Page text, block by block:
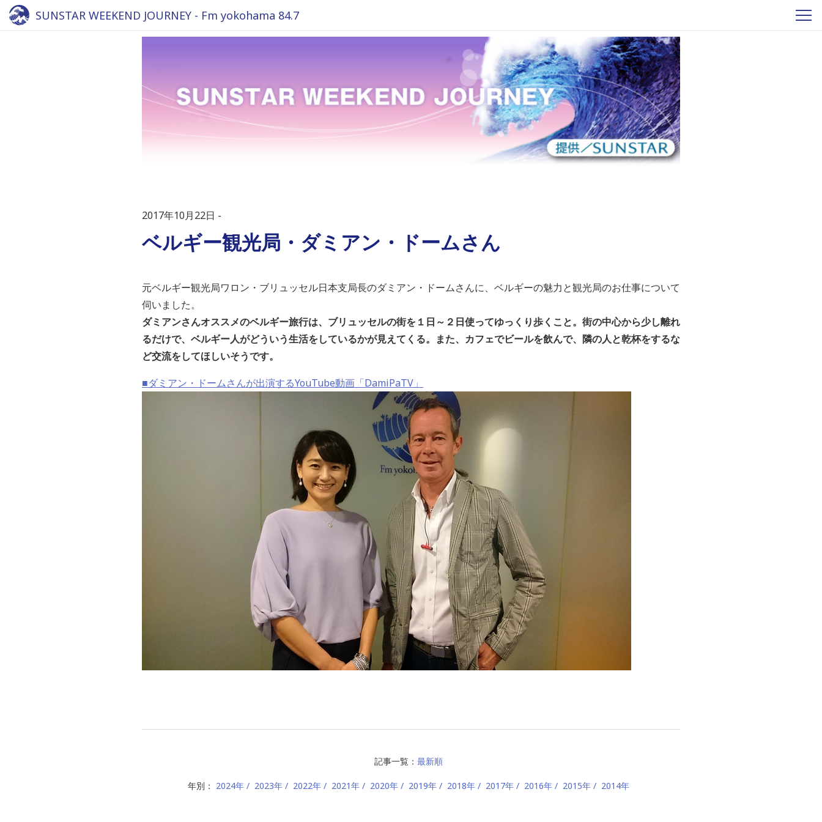
SUNSTAR WEEKEND JOURNEY - Fm yokohama 84.7
2017年10月22日
ベルギー観光局・ダミアン・ドームさん
元ベルギー観光局ワロン・ブリュッセル日本支局長のダミアン・ドームさんに、ベルギーの魅力と観光局のお仕事について
伺いました。
ダミアンさんオススメのベルギー旅行は、ブリュッセルの街を１日～２日使ってゆっくり歩くこと。街の中心から少し離れ
るだけで、ベルギー人がどういう生活をしているかが見えてくる。また、カフェでビールを飲んで、隣の人と乾杯をするな
ど交流をしてほしいそうです。
■ダミアン・ドームさんが出演するYouTube動画「DamiPaTV」
記事一覧： 最新順
年別： 2024年 2023年 2022年 2021年 2020年 2019年 2018年 2017年 2016年 2015年 2014年